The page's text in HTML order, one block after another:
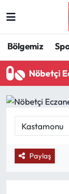
Bölgemiz
Nöbetçi
Paylaş
Spor
Türkiye
Politika
Politik Kulis
Trabzon
Trabzon
Tüm
Son